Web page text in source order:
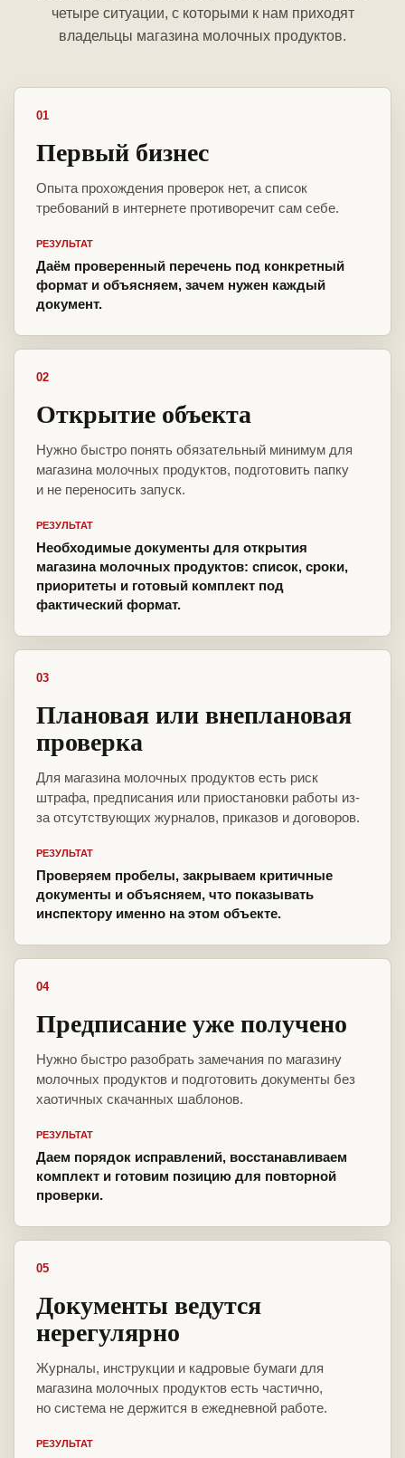
четыре ситуации, с которыми к нам приходят
владельцы магазина молочных продуктов.
01
Первый бизнес
Опыта прохождения проверок нет, а список
требований в интернете противоречит сам себе.
РЕЗУЛЬТАТ
Даём проверенный перечень под конкретный
формат и объясняем, зачем нужен каждый
документ.
02
Открытие объекта
Нужно быстро понять обязательный минимум для
магазина молочных продуктов, подготовить папку
и не переносить запуск.
РЕЗУЛЬТАТ
Необходимые документы для открытия
магазина молочных продуктов: список, сроки,
приоритеты и готовый комплект под
фактический формат.
03
Плановая или внеплановая
проверка
Для магазина молочных продуктов есть риск
штрафа, предписания или приостановки работы из-
за отсутствующих журналов, приказов и договоров.
РЕЗУЛЬТАТ
Проверяем пробелы, закрываем критичные
документы и объясняем, что показывать
инспектору именно на этом объекте.
04
Предписание уже получено
Нужно быстро разобрать замечания по магазину
молочных продуктов и подготовить документы без
хаотичных скачанных шаблонов.
РЕЗУЛЬТАТ
Даем порядок исправлений, восстанавливаем
комплект и готовим позицию для повторной
проверки.
05
Документы ведутся
нерегулярно
Журналы, инструкции и кадровые бумаги для
магазина молочных продуктов есть частично,
но система не держится в ежедневной работе.
РЕЗУЛЬТАТ